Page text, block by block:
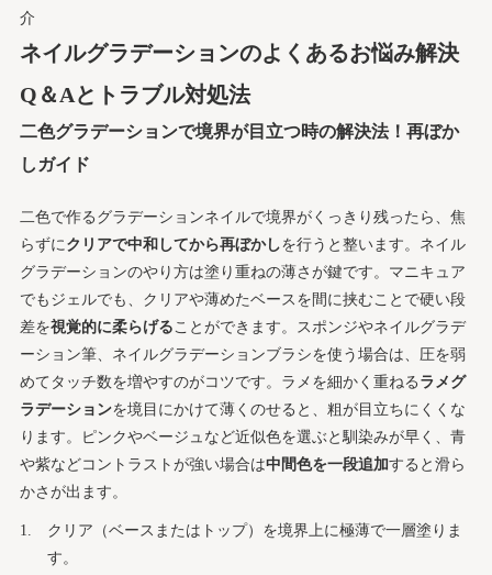
介
ネイルグラデーションのよくあるお悩み解決
Q＆Aとトラブル対処法
二色グラデーションで境界が目立つ時の解決法！再ぼか
しガイド
二色で作るグラデーションネイルで境界がくっきり残ったら、焦
らずにクリアで中和してから再ぼかしを行うと整います。ネイル
グラデーションのやり方は塗り重ねの薄さが鍵です。マニキュア
でもジェルでも、クリアや薄めたベースを間に挟むことで硬い段
差を視覚的に柔らげることができます。スポンジやネイルグラデ
ーション筆、ネイルグラデーションブラシを使う場合は、圧を弱
めてタッチ数を増やすのがコツです。ラメを細かく重ねる ラメグ
ラデーションを境目にかけて薄くのせると、粗が目立ちにくくな
ります。ピンクやベージュなど近似色を選ぶと馴染みが早く、青
や紫などコントラストが強い場合は中間色を一段追加すると滑ら
かさが出ます。
クリア（ベースまたはトップ）を境界上に極薄で一層塗りま
す。